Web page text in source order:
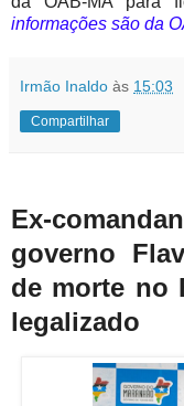
informações são da
Irmão Inaldo às 15:03
Compartilhar
Ex-
governo
de morte no
legalizado